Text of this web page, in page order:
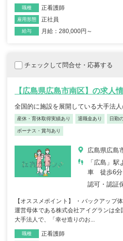
職種 正看護師
雇用形態 正社員
給与 月給：280,000円～
チェックして問合せ・応募する
【広島県広島市南区】の求人
全国的に施設を展開している大手法
産休・育休取得実績あり 退職金あり 日勤
ボーナス・賞与あり
広島県広島
「広島」
車 徒歩6分
認可・認証
【オススメポイント】 ・バックアップ
運営母体である株式会社アイグランは
大手法人で、「幸せ造りのお...
職種 正看護師